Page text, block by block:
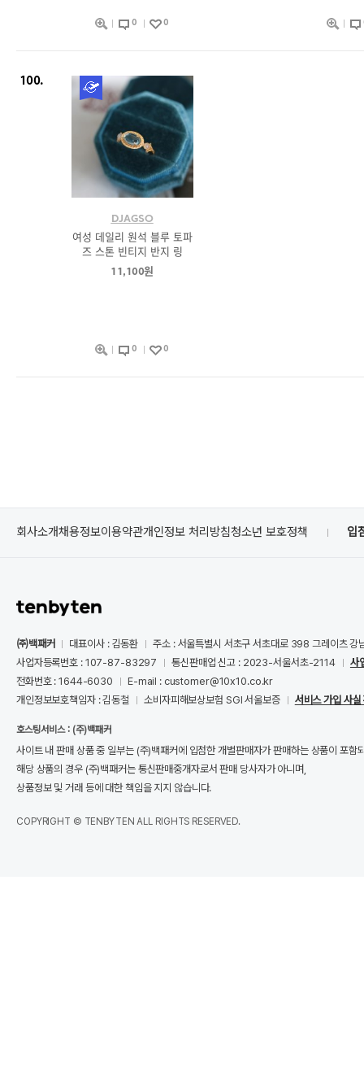
0 0
100.
DJAGSO
여성 데일리 원석 블루 토파
즈 스톤 빈티지 반지 링
11,100원
0 0
회사소개채용정보이용약관개인정보 처리방침청소년 보호정책 입
㈜백패커 대표이사 : 김동환
주소 : 서울특별시 서초구 서초대로 398 그레이츠 강
사업자등록번호 : 107-87-83297
통신판매업 신고 : 2023-서울서초-2114
사
전화번호 : 1644-6030
E-mail : customer@10x10.co.kr
개인정보보호책임자 : 김동철
소비자피해보상보험 SGI 서울보증 서비스 가입 사실
호스팅서비스 : (주)백패커
사이트 내 판매 상품 중 일부는 (주)백패커에 입점한 개별판매자가 판매하는 상품이 포함
해당 상품의 경우 (주)백패커는 통신판매중개자로서 판매 당사자가 아니며,
상품정보 및 거래 등에 대한 책임을 지지 않습니다.
COPYRIGHT © TENBYTEN ALL RIGHTS RESERVED.